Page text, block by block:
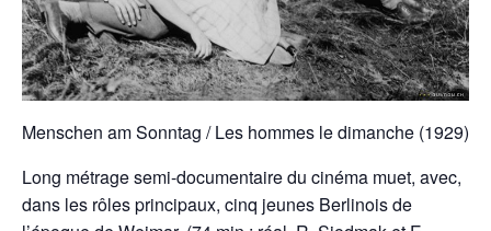
Menschen am Sonntag / Les hommes le dimanche (1929)
Long métrage semi-documentaire du cinéma muet, avec,
dans les rôles principaux, cinq jeunes Berlinois de